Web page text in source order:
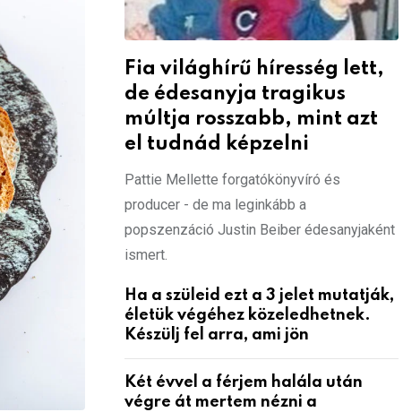
Fia világhírű híresség lett,
de édesanyja tragikus
múltja rosszabb, mint azt
el tudnád képzelni
Pattie Mellette forgatókönyvíró és
producer - de ma leginkább a
popszenzáció Justin Beiber édesanyjaként
ismert.
Ha a szüleid ezt a 3 jelet mutatják,
életük végéhez közeledhetnek.
Készülj fel arra, ami jön
Két évvel a férjem halála után
végre át mertem nézni a